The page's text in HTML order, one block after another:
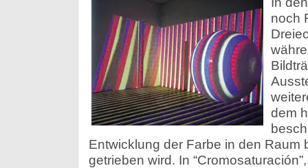
noch
dem
Entwicklung der Farbe in den Raum
getrieben wird. In